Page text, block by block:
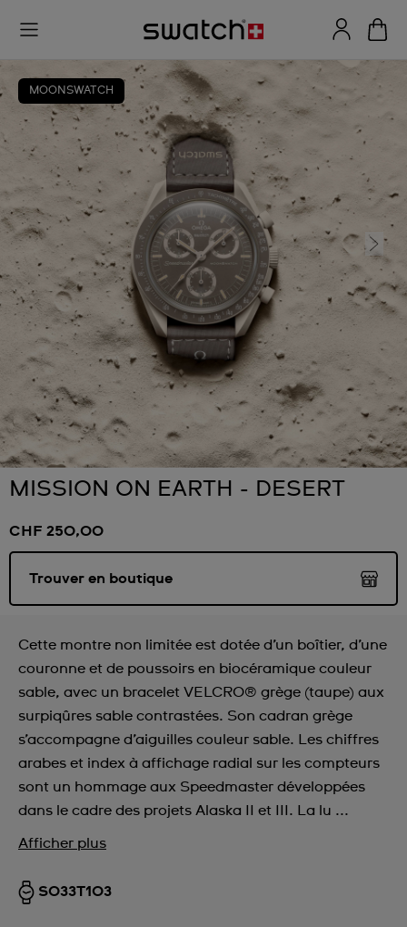
MOONSWATCH
MISSION ON EARTH - DESERT
CHF 250,00
Trouver en boutique
Cette montre non limitée est dotée d’un boîtier, d’une
couronne et de poussoirs en biocéramique couleur
sable, avec un bracelet VELCRO® grège (taupe) aux
surpiqûres sable contrastées. Son cadran grège
s’accompagne d’aiguilles couleur sable. Les chiffres
arabes et index à affichage radial sur les compteurs
sont un hommage aux Speedmaster développées
dans le cadre des projets Alaska II et III. La lu ...
Afficher plus
SO33T103